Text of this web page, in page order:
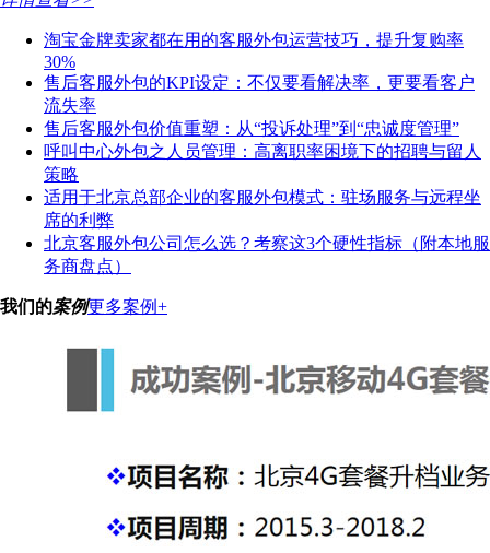
淘宝金牌卖家都在用的客服外包运营技巧，提升复购率
30%
售后客服外包的KPI设定：不仅要看解决率，更要看客户
流失率
售后客服外包价值重塑：从“投诉处理”到“忠诚度管理”
呼叫中心外包之人员管理：高离职率困境下的招聘与留人
策略
适用于北京总部企业的客服外包模式：驻场服务与远程坐
席的利弊
北京客服外包公司怎么选？考察这3个硬性指标（附本地服
务商盘点）
我们的案例更多案例+